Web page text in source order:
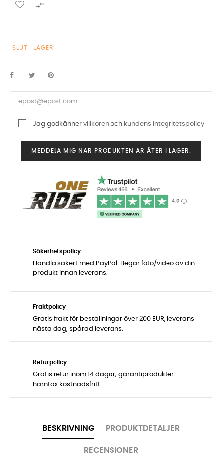

SLUT I LAGER
Jag godkänner villkorenoch kundens integritetspolicy
MEDDELA MIG NÄR PRODUKTEN ÄR ÅTER I LAGER.
Säkerhetspolicy
Handla säkert med PayPal. Begär foto/video av din
produkt innan leverans.
Fraktpolicy
Gratis frakt för beställningar över 200 EUR, leverans
nästa dag, spårad leverans.
Returpolicy
Gratis retur inom 14 dagar, garantiprodukter
hämtas kostnadsfritt.
BESKRIVNING PRODUKTDETALJER
RECENSIONER